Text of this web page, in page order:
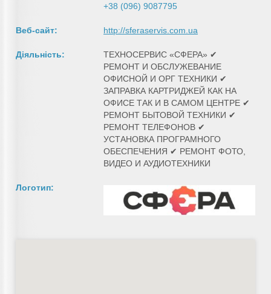
+38 (096) 9087795
Веб-сайт: http://sferaservis.com.ua
Діяльність:
ТЕХНОСЕРВИС «СФЕРА» ✔
РЕМОНТ И ОБСЛУЖЕВАНИЕ
ОФИСНОЙ И ОРГ ТЕХНИКИ ✔
ЗАПРАВКА КАРТРИДЖЕЙ КАК НА
ОФИСЕ ТАК И В САМОМ ЦЕНТРЕ ✔
РЕМОНТ БЫТОВОЙ ТЕХНИКИ ✔
РЕМОНТ ТЕЛЕФОНОВ ✔
УСТАНОВКА ПРОГРАМНОГО
ОБЕСПЕЧЕНИЯ ✔ РЕМОНТ ФОТО,
ВИДЕО И АУДИОТЕХНИКИ
Логотип: